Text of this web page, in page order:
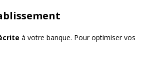
à votre banque. Pour optimiser vos